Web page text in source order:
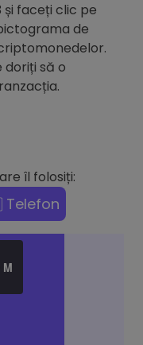
și faceți clic pe
de
să o
îl folosiți:
Telefon